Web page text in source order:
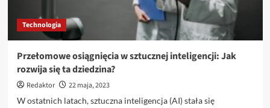
czasie?
Technologia
Przełomowe osiągnięcia w sztucznej inteligencji: Jak
rozwija się ta dziedzina?
Redaktor
22 maja, 2023
W ostatnich latach, sztuczna inteligencja (AI) stała się